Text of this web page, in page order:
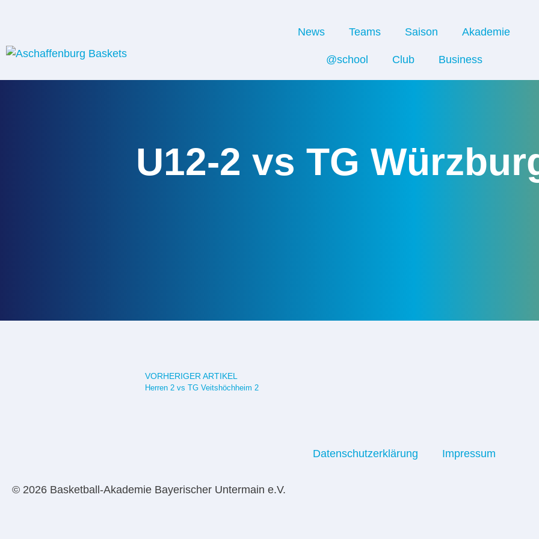
News Teams Saison Akademie
@school Club Business
U12-2 vs TG
VORHERIGER ARTIKEL
Herren 2 vs TG Veitshöchheim 2
Datenschutzerklärung Impressum
© 2026 Basketball-Akademie Bayerischer Untermain e.V.